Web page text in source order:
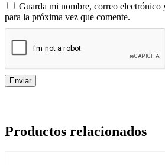
Guarda mi nombre, correo electrónico
para la próxima vez que comente.
Productos relacionados